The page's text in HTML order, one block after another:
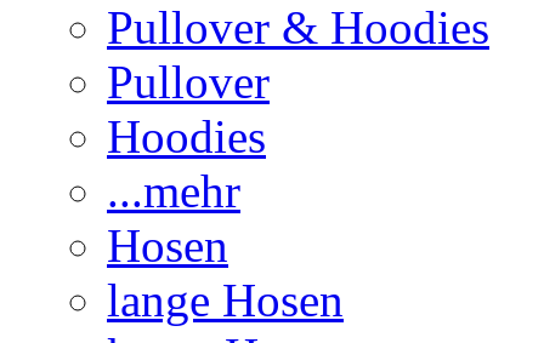
Pullover & Hoodies
Pullover
Hoodies
...mehr
Hosen
lange Hosen